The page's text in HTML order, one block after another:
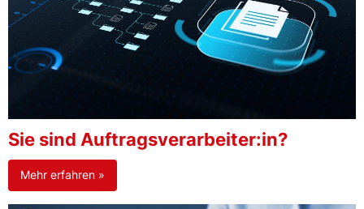
Sie sind Auftragsverarbeiter:in?
Mehr erfahren »